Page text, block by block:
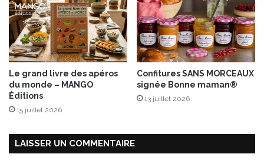
g
s
u
r
v
u
s
Le grand livre des apéros
du monde – MANGO
Éditions
15 juillet 2026
Confitures SANS MORCEAUX
signée Bonne maman®
13 juillet 2026
LAISSER UN COMMENTAIRE